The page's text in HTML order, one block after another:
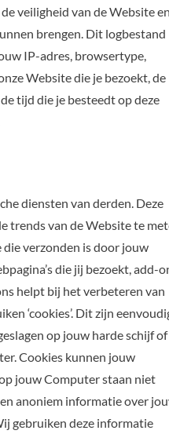
veiligheid van de Website
brengen. Dit logbestand
IP-adres, browsertype,
Website die je bezoekt, de
tijd die je besteedt op deze
diensten van derden. Deze
trends van de Website te
verzonden is door jouw
die jij bezoekt, add-
helpt bij het verbeteren van
‘cookies’. Dit zijn
op jouw harde schijf
Cookies kunnen jouw
jouw Computer staan niet
anoniem informatie over
gebruiken deze informatie